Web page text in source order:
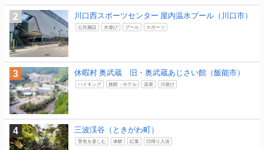
川口西スポーツセンター 屋内温水プール（川口市）
公共施設 水遊び プール スポーツ
休暇村 奥武蔵 旧・奥武蔵あじさい館（飯能市）
ハイキング 旅館・ホテル 温泉 川遊び
三波渓谷（ときがわ町）
景色を楽しむ 体験 紅葉 日帰り入浴